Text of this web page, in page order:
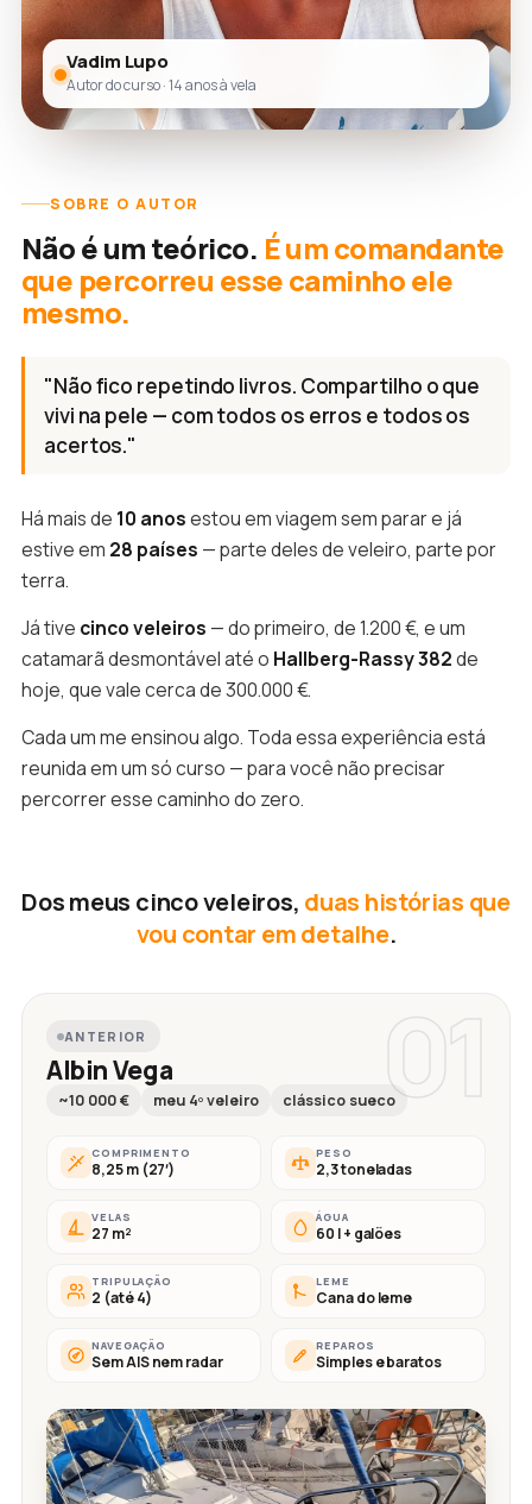
Vadim Lupo
Autor do curso · 14 anos à vela
SOBRE O AUTOR
Não é um teórico. É um comandante
que percorreu esse caminho ele
mesmo.
"Não fico repetindo livros. Compartilho o que
vivi na pele — com todos os erros e todos os
acertos."
Há mais de 10 anosestou em viagem sem parar e já
estive em 28 países — parte deles de veleiro, parte por
terra.
Já tive cinco veleiros — do primeiro, de 1.200 €, e um
catamarã desmontável até o Hallberg-Rassy 382de
hoje, que vale cerca de 300.000 €.
Cada um me ensinou algo. Toda essa experiência está
reunida em um só curso — para você não precisar
percorrer esse caminho do zero.
Dos meus cinco veleiros, duas histórias que
vou contar em detalhe.
01
ANTERIOR
Albin Vega
~10 000 € meu 4º veleiro clássico sueco
COMPRIMENTO
8,25 m (27′)
PESO
2,3 toneladas
VELAS
27 m²
ÁGUA
60 l + galões
TRIPULAÇÃO
2 (até 4)
LEME
Cana do leme
NAVEGAÇÃO
Sem AIS nem radar
REPAROS
Simples e baratos